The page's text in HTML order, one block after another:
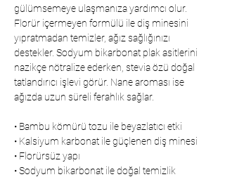
gülümsemeye ulaşmanıza yardımcı olur.
Florür içermeyen formülü ile diş minesini
yıpratmadan temizler, ağız sağlığınızı
destekler. Sodyum bikarbonat plak asitlerini
nazikçe nötralize ederken, stevia özü doğal
tatlandırıcı işlevi görür. Nane aroması ise
ağızda uzun süreli ferahlık sağlar.
• Bambu kömürü tozu ile beyazlatıcı etki
• Kalsiyum karbonat ile güçlenen diş minesi
• Florürsüz yapı
• Sodyum bikarbonat ile doğal temizlik